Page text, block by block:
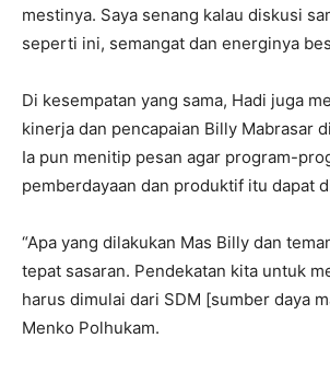
mestinya. Saya senang kalau diskusi
seperti ini, semangat dan energinya
Di kesempatan yang sama, Hadi juga
kinerja dan pencapaian Billy Mabrasar
Ia pun menitip pesan agar program-
pemberdayaan dan produktif itu dapat
“Apa yang dilakukan Mas Billy dan
tepat sasaran. Pendekatan kita untuk
harus dimulai dari SDM [sumber daya
Menko Polhukam.